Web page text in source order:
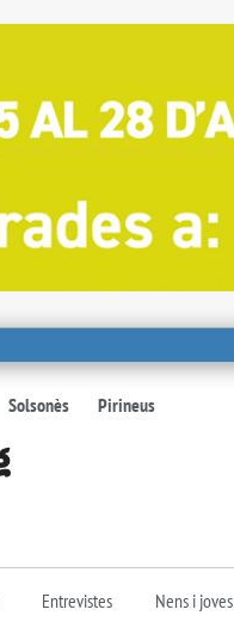
Solsonès Pirineus
Entrevistes Nens i joves